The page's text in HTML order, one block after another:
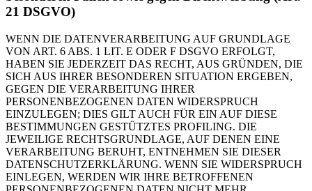
21 DSGVO)
WENN DIE DATENVERARBEITUNG AUF GRUNDLAGE
VON ART. 6 ABS. 1 LIT. E ODER F DSGVO ERFOLGT,
HABEN SIE JEDERZEIT DAS RECHT, AUS GRÜNDEN, DIE
SICH AUS IHRER BESONDEREN SITUATION ERGEBEN,
GEGEN DIE VERARBEITUNG IHRER
PERSONENBEZOGENEN DATEN WIDERSPRUCH
EINZULEGEN; DIES GILT AUCH FÜR EIN AUF DIESE
BESTIMMUNGEN GESTÜTZTES PROFILING. DIE
JEWEILIGE RECHTSGRUNDLAGE, AUF DENEN EINE
VERARBEITUNG BERUHT, ENTNEHMEN SIE DIESER
DATENSCHUTZERKLÄRUNG. WENN SIE WIDERSPRUCH
EINLEGEN, WERDEN WIR IHRE BETROFFENEN